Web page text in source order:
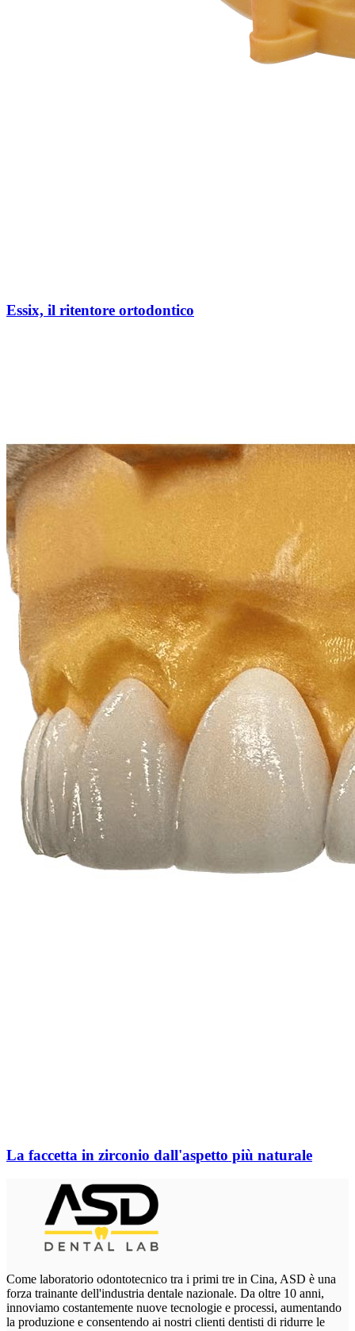
Essix, il ritentore ortodontico
La faccetta in zirconio dall'aspetto più naturale
Come laboratorio odontotecnico tra i primi tre in Cina, ASD è una
forza trainante dell'industria dentale nazionale. Da oltre 10 anni,
innoviamo costantemente nuove tecnologie e processi, aumentando
la produzione e consentendo ai nostri clienti dentisti di ridurre le